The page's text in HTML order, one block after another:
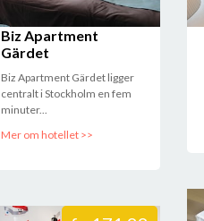
Biz Apartment
Gärdet
Biz Apartment Gärdet ligger
centralt i Stockholm en fem
minuter...
Mer om hotellet >>